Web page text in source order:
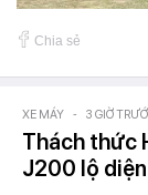
Chia sẻ
XE MÁY - 3 GIỜ
Thách thức
J200 lộ